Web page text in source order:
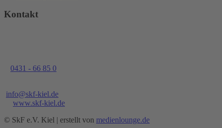
Kontakt
0431 - 66 85 0
info@skf-kiel.de
www.skf-kiel.de
© SkF e.V. Kiel | erstellt von medienlounge.de